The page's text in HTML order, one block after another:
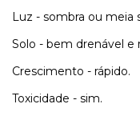
Luz - sombra ou meia
Solo - bem drenável e
Crescimento - rápido.
Toxicidade - sim.